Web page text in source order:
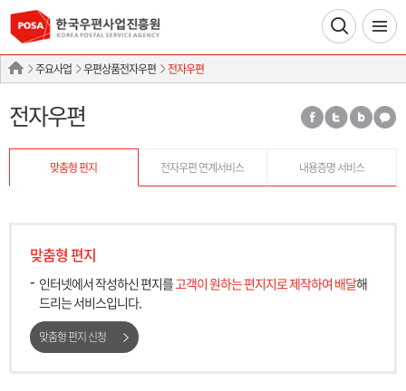
주요사업 우편상품전자우편 전자우편
전자우편
맞춤형 편지 전자우편 연계서비스 내용증명 서비스
맞춤형 편지
인터넷에서 작성하신 편지를고객이 원하는 편지지로 제작하여 배달해
드리는 서비스입니다.
맞춤형 편지 신청